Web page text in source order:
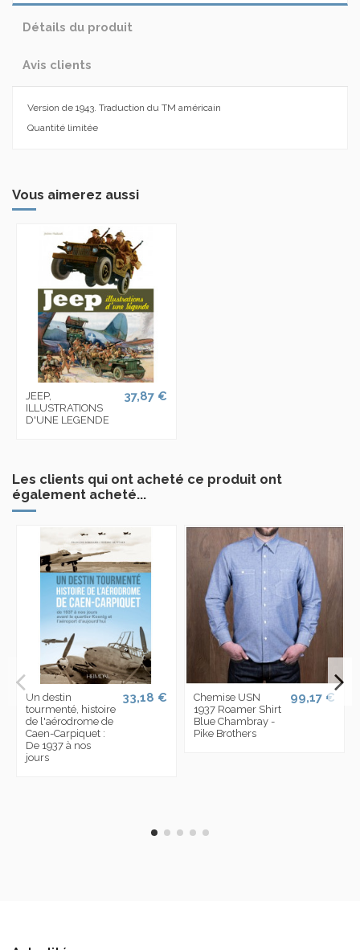
Détails du produit
Avis clients
Version de 1943. Traduction du TM américain
Quantité limitée
Vous aimerez aussi
JEEP,
ILLUSTRATIONS
D'UNE LEGENDE
37,87 €
Les clients qui ont acheté ce produit ont
également acheté...
Un destin
tourmenté, histoire
de l'aérodrome de
Caen-Carpiquet :
De 1937 à nos
jours
33,18 €
Chemise USN
1937 Roamer Shirt
Blue Chambray -
Pike Brothers
99,17 €